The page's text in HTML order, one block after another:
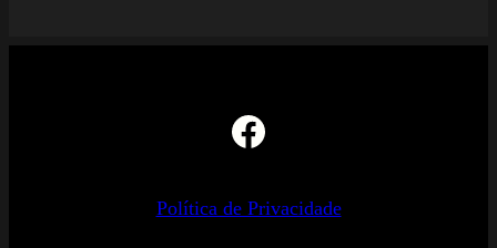
Facebook
Política de Privacidade